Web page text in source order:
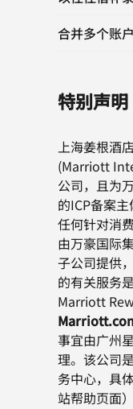
合并多个账户
特别声明
上海姜根酒
(Marriott
公司，且为
的ICP备案
任何针对消
由万豪国际
子公司提供
的有关服务
Marriott
事宜由广州
理。该公司
务中心，具
站帮助页面）